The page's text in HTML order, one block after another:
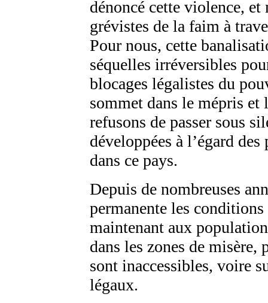
dénoncé cette violence,
grévistes de la faim à
Pour nous, cette
séquelles irréversibles
blocages légalistes du
sommet dans le mépris
refusons de passer sous
développées à l’égard
dans ce pays.
Depuis de nombreuses
permanente les
maintenant aux
dans les zones de
sont inaccessibles, voire
légaux.